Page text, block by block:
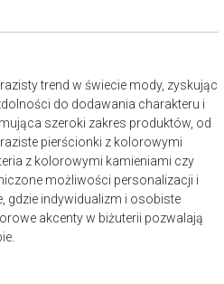
trend w świecie mody, zyskując
do dodawania charakteru i
szeroki zakres produktów, od
pierścionki z kolorowymi
z kolorowymi kamieniami czy
możliwości personalizacji i
gdzie indywidualizm i osobiste
akcenty w biżuterii pozwalają